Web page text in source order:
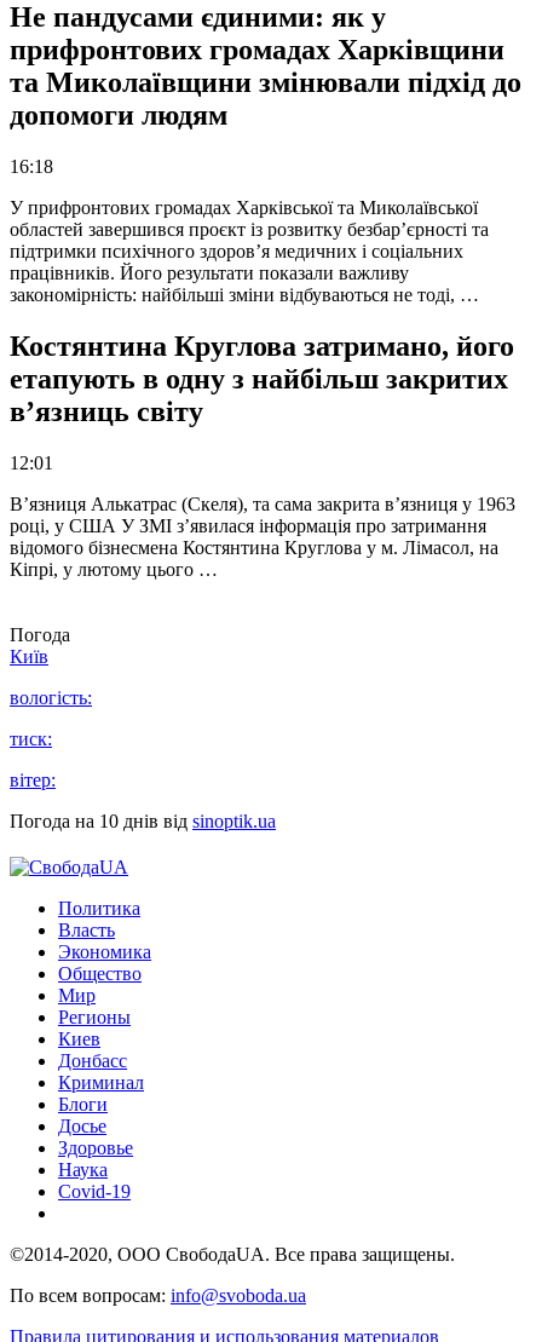
Не пандусами єдиними: як у
прифронтових громадах Харківщини
та Миколаївщини змінювали підхід до
допомоги людям
16:18
У прифронтових громадах Харківської та Миколаївської
областей завершився проєкт із розвитку безбар’єрності та
підтримки психічного здоров’я медичних і соціальних
працівників. Його результати показали важливу
закономірність: найбільші зміни відбуваються не тоді, …
Костянтина Круглова затримано, його
етапують в одну з найбільш закритих
в’язниць світу
12:01
В’язниця Алькатрас (Скеля), та сама закрита в’язниця у 1963
році, у США У ЗМІ з’явилася інформація про затримання
відомого бізнесмена Костянтина Круглова у м. Лімасол, на
Кіпрі, у лютому цього …
Погода
Київ
вологість:
тиск:
вітер:
Погода на 10 днів від sinoptik.ua
Политика
Власть
Экономика
Общество
Мир
Регионы
Киев
Донбасс
Криминал
Блоги
Досье
Здоровье
Наука
Covid-19
©2014-2020, ООО СвободаUA. Все права защищены.
По всем вопросам: info@svoboda.ua
Правила цитирования и использования материалов